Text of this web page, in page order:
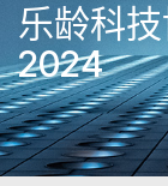
乐龄科
2024